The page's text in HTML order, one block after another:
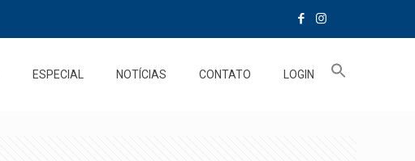
ESPECIAL NOTÍCIAS CONTATO LOGIN